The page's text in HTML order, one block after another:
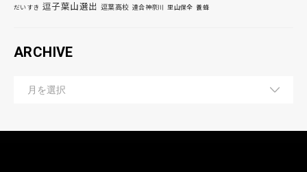
だいすき 逗子葉山選出 逗葉高校 連合神奈川 里山保全 養蜂
ARCHIVE